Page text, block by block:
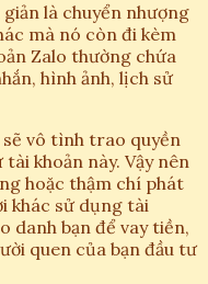
là chuyển nhượng
mà nó còn đi kèm
Zalo thường chứa
hình ảnh, lịch sử
sẽ vô tình trao quyền
khoản này. Vậy nên
hoặc thậm chí phát
khác sử dụng tài
danh bạn để vay tiền,
quen của bạn đầu tư